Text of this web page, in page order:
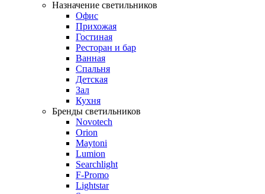
Назначение светильников
Офис
Прихожая
Гостиная
Ресторан и бар
Ванная
Спальня
Детская
Зал
Кухня
Бренды светильников
Novotech
Orion
Maytoni
Lumion
Searchlight
F-Promo
Lightstar